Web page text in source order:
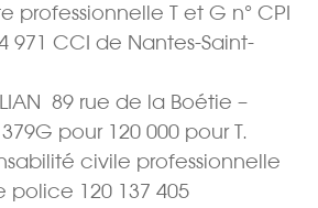
professionnelle T et G n° CPI
971 CCI de Nantes-Saint-
 89 rue de la Boétie –
pour 120 000 pour T.
civile professionnelle
police 120 137 405